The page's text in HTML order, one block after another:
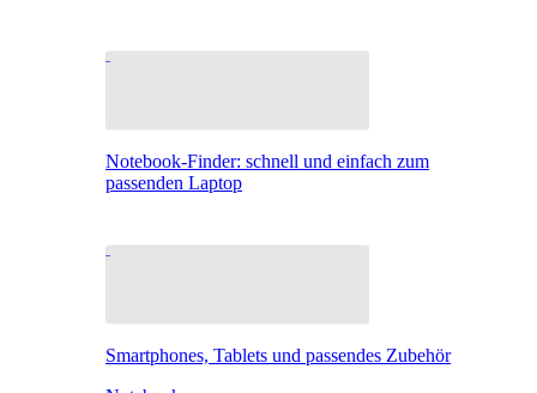
Notebook-Finder: schnell und einfach zum
passenden Laptop
Smartphones, Tablets und passendes Zubehör